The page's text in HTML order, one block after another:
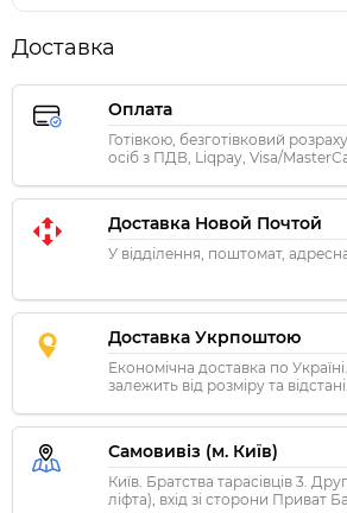
Доставка
Оплата
Готівкою, безготівковий
осіб з ПДВ, Liqpay, Visa/
Доставка Новой Почтой
У відділення, поштомат,
Доставка Укрпоштою
Економічна доставка по
залежить від розміру та відстані.
Самовивіз (м. Київ)
Київ. Братства тарасівців 3.
ліфта), вхід зі сторони Приват